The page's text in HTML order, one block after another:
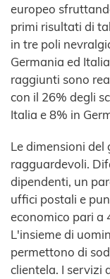
europeo
primi risultati di
in tre poli
Germania ed
raggiunti sono
con il 26% degli
Italia e 8% in
Le dimensioni
ragguardevoli.
dipendenti, un
uffici postali e
economico pari a
L'insieme di
permettono di
clientela. I servizi